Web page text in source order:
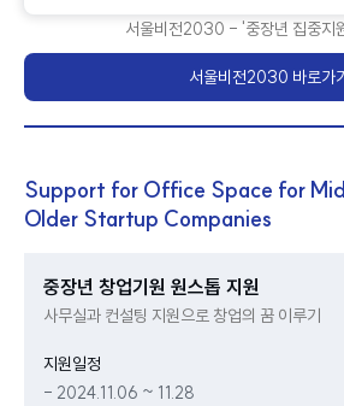
서울비전2030 - '중장년 집중지
서울비전2030 바로가
Support for Office Space for
Older Startup Companies
중장년 창업기원 원스톱 지원
사무실과 컨설팅 지원으로 창업의 꿈 이루기
지원일정
- 2024.11.06 ~ 11.28